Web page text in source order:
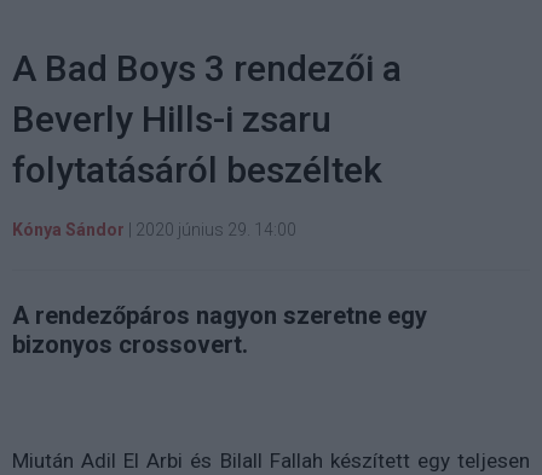
A Bad Boys 3 rendezői a
Beverly Hills-i zsaru
folytatásáról beszéltek
Kónya Sándor 2020 június 29. 14:00
A rendezőpáros nagyon szeretne egy
bizonyos crossovert.
Miután Adil El Arbi és Bilall Fallah készített egy teljesen